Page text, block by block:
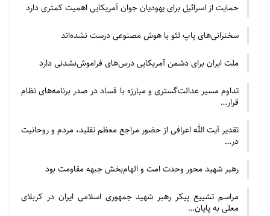
حمایت از اسرائیل برای یهودیان جوان آمریکایی اهمیت کمتری دارد
سخنرانی‌های پاپ لئو با هوش مصنوعی درست نشده‌اند
ملت ایران برای دشمن آمریکایی درس‌های فراموش‌نشدنی دارد
تداوم مسیر عدالت‌گستری و مبارزه با فساد در صدر برنامه‌های نظام
قرار…
تقدیر آیت الله اعرافی از حضور مراجع معظم تقلید، مردم و روحانیت
در…
رهبر شهید محور وحدت امت و الهام‌بخش جبهه مقاومت بود
مراسم تشییع پیکر رهبر شهید جمهوری اسلامی ایران در کربلای
معلی به پایان…